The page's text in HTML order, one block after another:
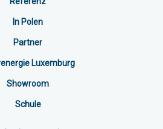
In Polen
Partner
Luxemburg
Showroom
Schule